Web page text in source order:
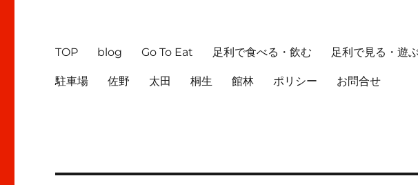
TOP blog Go To Eat 足利で食べる・飲む 足利で見る・遊
駐車場 佐野 太田 桐生 館林 ポリシー お問合せ